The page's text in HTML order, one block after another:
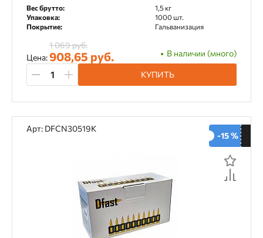
Вес брутто:
1,5 кг
Упаковка:
1000 шт.
Покрытие:
Гальванизация
Цена:
1 069 руб.
908,65 руб. В наличии (много)
КУПИТЬ
Арт: DFCN30519K
-15 %